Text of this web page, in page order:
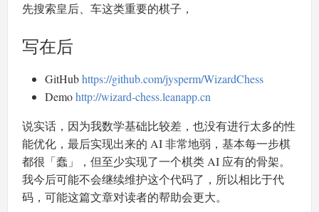
先搜索皇后、车这类重要的棋子，
写在后
GitHubhttps://github.com/jysperm/WizardChess
Demohttp://wizard-chess.leanapp.cn
说实话，因为我数学基础比较差，也没有进行太多的性
能优化，最后实现出来的 AI 非常地弱，基本每一步棋
都很「蠢」，但至少实现了一个棋类 AI 应有的骨架。
我今后可能不会继续维护这个代码了，所以相比于代
码，可能这篇文章对读者的帮助会更大。